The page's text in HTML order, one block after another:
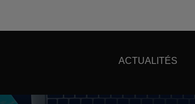
ACTUALITÉS